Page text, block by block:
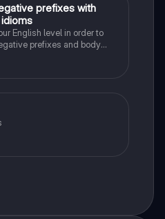
prefixes with
English level in order to
prefixes and body